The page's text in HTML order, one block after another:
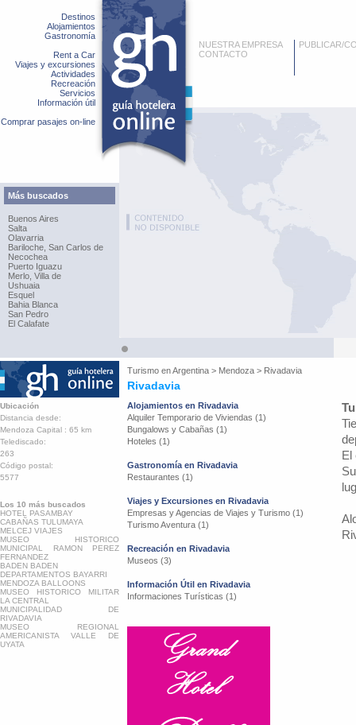
Destinos
Alojamientos
Gastronomía
Rent a Car
Viajes y excursiones
Actividades
Recreación
Servicios
Información útil
Comprar pasajes on-line
Más buscados
Buenos Aires
Salta
Olavarria
Bariloche, San Carlos de
Necochea
Puerto Iguazu
Merlo, Villa de
Ushuaia
Esquel
Bahia Blanca
San Pedro
El Calafate
NUESTRA EMPRESA
CONTACTO
PUBLICAR/
Turismo enArgentina > Mendoza > Rivadavia
Rivadavia
Ubicación
Distancia desde:
Mendoza Capital : 65 km
Telediscado:
263
Código postal:
5577
Los 10 más buscados
HOTEL PASAMBAY
CABAÑAS TULUMAYA
MELCEJ VIAJES
MUSEO HISTORICO
MUNICIPAL RAMON PEREZ
FERNANDEZ
BADEN BADEN
DEPARTAMENTOS BAYARRI
MENDOZA BALLOONS
MUSEO HISTORICO MILITAR
LA CENTRAL
MUNICIPALIDAD DE
RIVADAVIA
MUSEO REGIONAL
AMERICANISTA VALLE DE
UYATA
Alojamientos en Rivadavia
Alquiler Temporario de Viviendas (1)
Bungalows y Cabañas (1)
Hoteles (1)
Gastronomía en Rivadavia
Restaurantes (1)
Viajes y Excursiones en Rivadavia
Empresas y Agencias de Viajes y Turismo (1)
Turismo Aventura (1)
Recreación en Rivadavia
Museos (3)
Información Útil en Rivadavia
Informaciones Turísticas (1)
El